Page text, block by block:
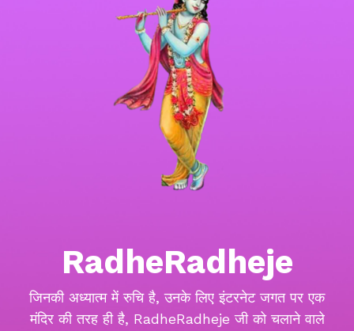
RadheRadheje
जिनकी अध्यात्म में रुचि है, उनके लिए इंटरनेट जगत पर एक
मंदिर की तरह ही है, RadheRadheje जी को चलाने वाले